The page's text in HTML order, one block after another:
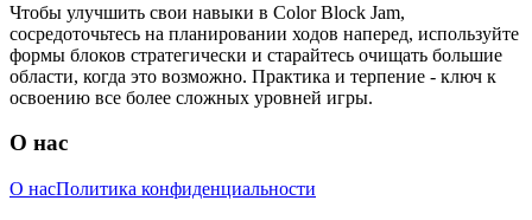
Чтобы улучшить свои навыки в Color Block Jam,
сосредоточьтесь на планировании ходов наперед, используйте
формы блоков стратегически и старайтесь очищать большие
области, когда это возможно. Практика и терпение - ключ к
освоению все более сложных уровней игры.
О нас
О насПолитика конфиденциальности